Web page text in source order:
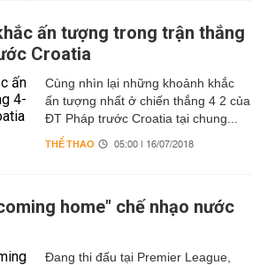
ấn tượng trong trận thắng
Croatia
Cùng nhìn lại những khoảnh khắc
ấn tượng nhất ở chiến thắng 4 2 của
ĐT Pháp trước Croatia tại chung...
THỂ THAO 05:00 | 16/07/2018
home" chế nhạo nước
Đang thi đấu tại Premier League,